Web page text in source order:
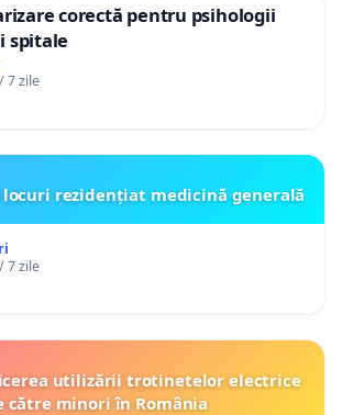
corectă pentru psihologii
spitale
7 zile
rezidențiat medicină generală
7 zile
utilizării trotinetelor electrice
către minori în România